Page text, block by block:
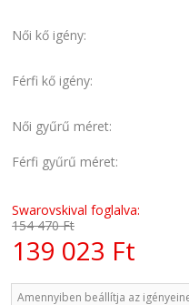
Női kő igény:
Férfi kő igény:
Női gyűrű méret:
Férfi gyűrű méret:
Swarovskival foglalva:
154 470 Ft
139 023 Ft
Amennyiben beállítja az